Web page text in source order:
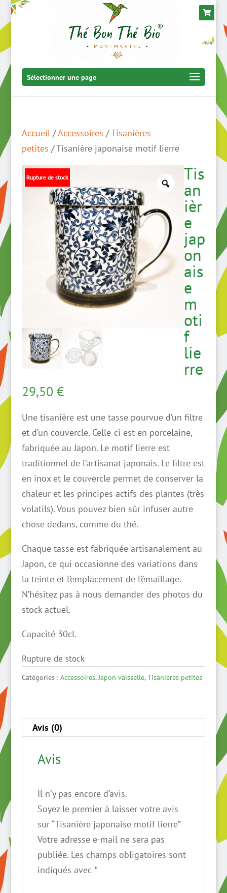
Sélectionner une page
Accueil/Accessoires /Tisanières
petites / Tisanière japonaise motif lierre
Tis
an
ièr
e
jap
on
ais
e
m
oti
f
lie
rre
29,50 €
Rupture de stock
Une tisanière est une tasse pourvue d’un filtre
et d’un couvercle. Celle-ci est en porcelaine,
fabriquée au Japon. Le motif lierre est
traditionnel de l’artisanat japonais. Le filtre est
en inox et le couvercle permet de conserver la
chaleur et les principes actifs des plantes (très
volatils). Vous pouvez bien sûr infuser autre
chose dedans, comme du thé.
Chaque tasse est fabriquée artisanalement au
Japon, ce qui occasionne des variations dans
la teinte et l’emplacement de l’émaillage.
N’hésitez pas à nous demander des photos du
stock actuel.
Capacité 30cl.
Rupture de stock
Catégories : Accessoires,Japon vaisselle,Tisanières petites
Avis (0)
Avis
Il n’y pas encore d’avis.
Soyez le premier à laisser votre avis
sur “Tisanière japonaise motif lierre”
Votre adresse e-mail ne sera pas
publiée. Les champs obligatoires sont
indiqués avec *